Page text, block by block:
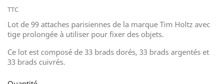
TTC
Lot de 99 attaches parisiennes de la marque Tim Holtz avec
tige prolongée à utiliser pour fixer des objets.
Ce lot est composé de 33 brads dorés, 33 brads argentés et
33 brads cuivrés.